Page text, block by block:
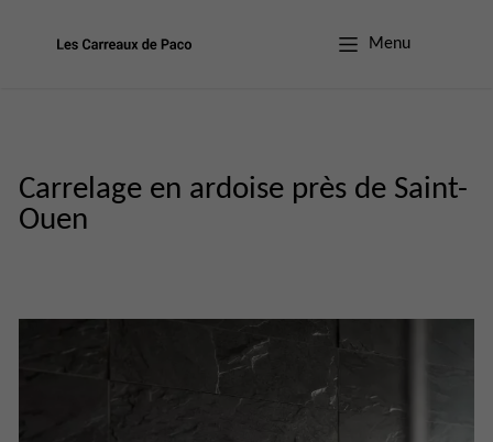
Menu
Carrelage en ardoise près de Saint-
Ouen